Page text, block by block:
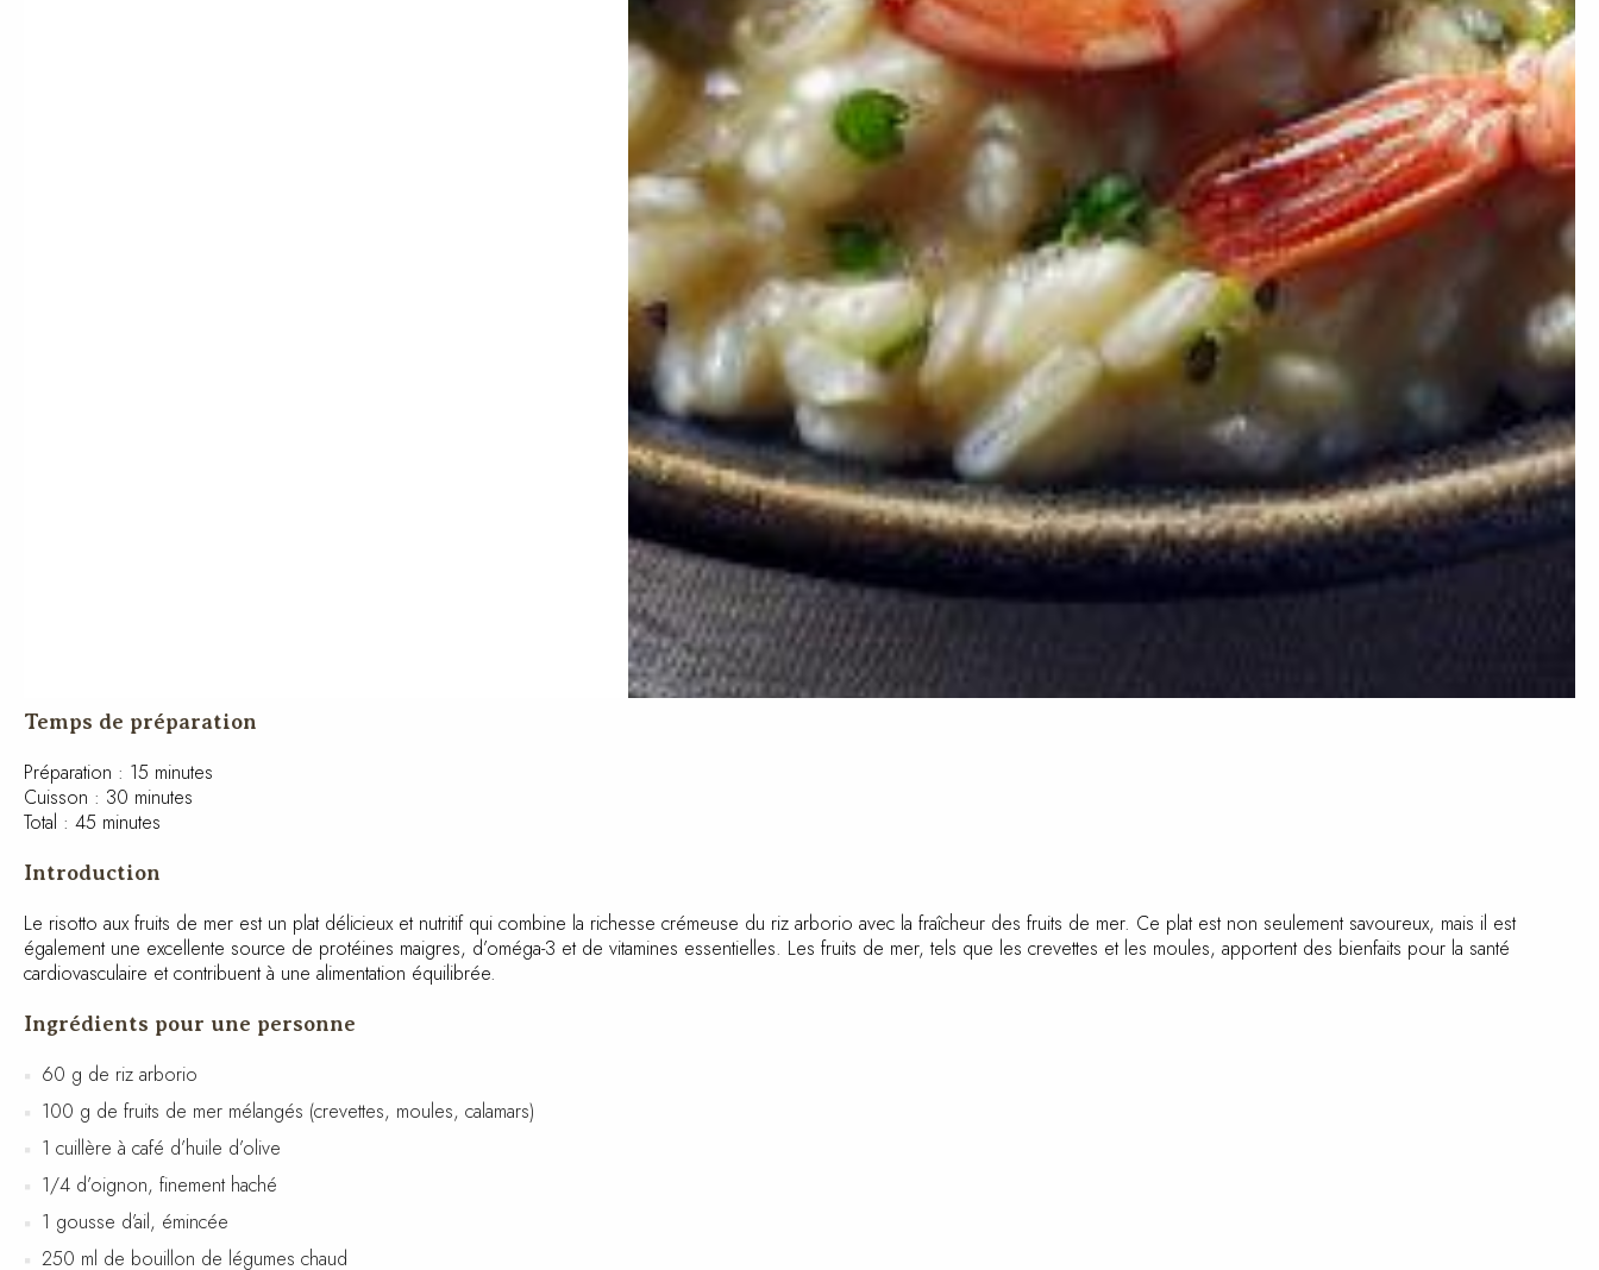
Temps de préparation
Préparation : 15 minutes
Cuisson : 30 minutes
Total : 45 minutes
Introduction
Le risotto aux fruits de mer est un plat délicieux et nutritif qui combine la richesse crémeuse du riz arborio avec la fraîcheur des fruits de mer. Ce plat est non seulement savoureux, mais il est
également une excellente source de protéines maigres, d’oméga-3 et de vitamines essentielles. Les fruits de mer, tels que les crevettes et les moules, apportent des bienfaits pour la santé
cardiovasculaire et contribuent à une alimentation équilibrée.
Ingrédients pour une personne
60 g de riz arborio
100 g de fruits de mer mélangés (crevettes, moules, calamars)
1 cuillère à café d’huile d’olive
1/4 d’oignon, finement haché
1 gousse d’ail, émincée
250 ml de bouillon de légumes chaud